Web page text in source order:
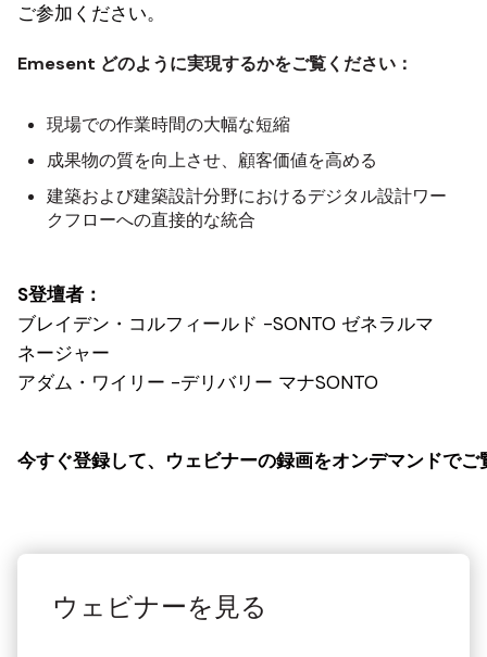
ご参加ください。
Emesent どのように実現するかをご覧ください：
現場での作業時間の大幅な短縮
成果物の質を向上させ、顧客価値を高める
建築および建築設計分野におけるデジタル設計ワー
クフローへの直接的な統合
S登壇者：
ブレイデン・コルフィールド -SONTO ゼネラルマ
ネージャー
アダム・ワイリー -デリバリー マナSONTO
今すぐ登録して、ウェビナーの録画をオンデマンドでご
ウェビナーを見る